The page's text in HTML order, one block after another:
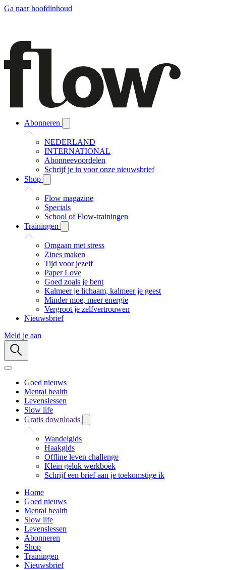
Ga naar hoofdinhoud
Abonneren
NEDERLAND
INTERNATIONAL
Abonneevoordelen
Schrijf je in voor onze nieuwsbrief
Shop
Flow magazine
Specials
School of Flow-trainingen
Trainingen
Omgaan met stress
Zines maken
Tijd voor jezelf
Paper Love
Goed zoals je bent
Kalmeer je lichaam, kalmeer je geest
Minder moe, meer energie
Vergroot je zelfvertrouwen
Nieuwsbrief
Meld je aan
Goed nieuws
Mental health
Levenslessen
Slow life
Gratis downloads
Wandelgids
Haakgids
Offline leven challenge
Klein geluk werkboek
Schrijf een brief aan je toekomstige ik
Home
Goed nieuws
Mental health
Slow life
Levenslessen
Abonneren
Shop
Trainingen
Nieuwsbrief